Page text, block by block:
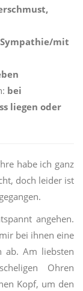
mit
bei
liegen oder
habe ich ganz
doch leider ist
angehen.
bei ihnen eine
ab. Am liebsten
Ohren
Kopf, um den